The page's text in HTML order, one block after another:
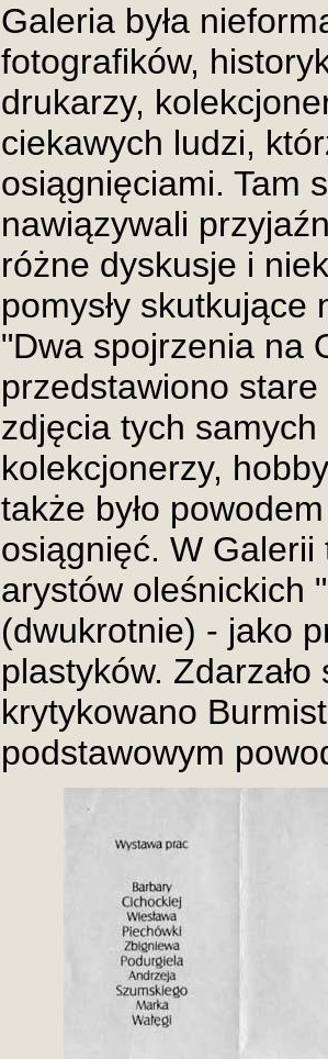
Galeria była
fotografików,
drukarzy,
ciekawych ludzi,
osiągnięciami. Tam
nawiązywali
różne dyskusje i
pomysły
"Dwa spojrzenia na
przedstawiono stare
zdjęcia tych
kolekcjonerzy,
także było
osiągnięć. W
arystów oleśnickich
(dwukrotnie) - jako
plastyków.
krytykowano
podstawowym